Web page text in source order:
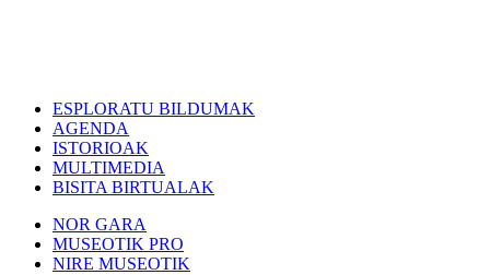
ESPLORATU BILDUMAK
AGENDA
ISTORIOAK
MULTIMEDIA
BISITA BIRTUALAK
NOR GARA
MUSEOTIK PRO
NIRE MUSEOTIK